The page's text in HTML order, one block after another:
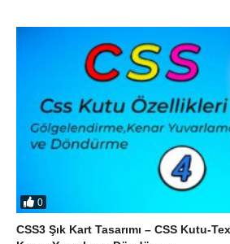
0
CSS3 Şık Kart Tasarımı – CSS Kutu-